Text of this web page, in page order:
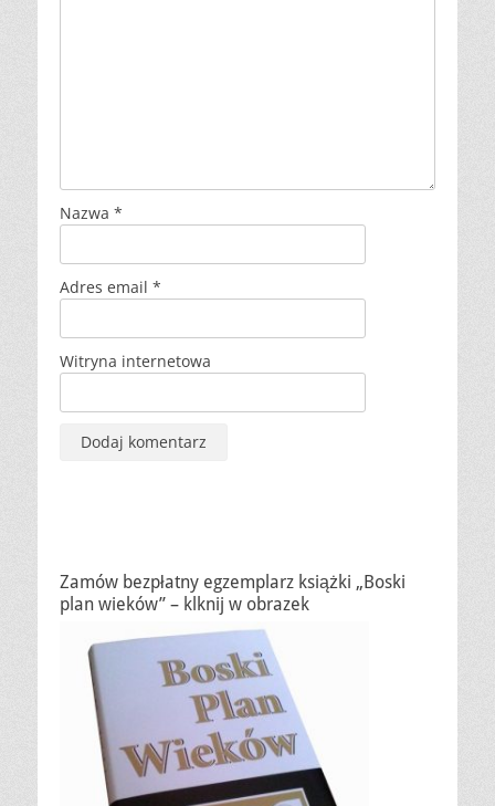
Nazwa *
Adres email *
Witryna internetowa
Zamów bezpłatny egzemplarz książki „Boski
plan wieków” – klknij w obrazek